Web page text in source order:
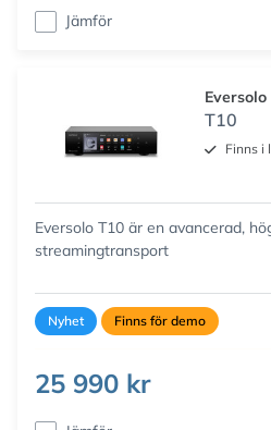
Jämför
Eversolo
T10
Finns i
Eversolo T10 är en avancerad,
streamingtransport
Nyhet Finns för demo
25 990 kr